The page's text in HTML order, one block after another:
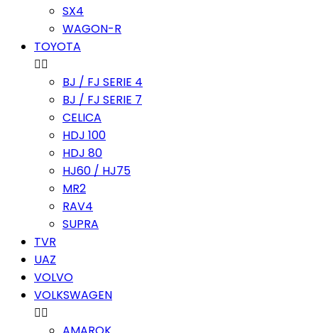
SX4
WAGON-R
TOYOTA

BJ / FJ SERIE 4
BJ / FJ SERIE 7
CELICA
HDJ 100
HDJ 80
HJ60 / HJ75
MR2
RAV4
SUPRA
TVR
UAZ
VOLVO
VOLKSWAGEN
